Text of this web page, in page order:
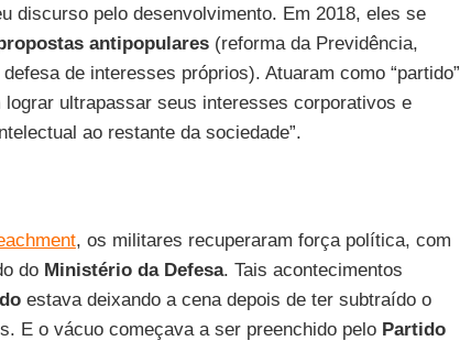
discurso pelo desenvolvimento. Em 2018, eles se
antipopulares(reforma da Previdência,
de interesses próprios). Atuaram como “partido”
ultrapassar seus interesses corporativos e
ao restante da sociedade”.
, os militares recuperaram força política, com
do Ministério da Defesa. Tais acontecimentos
estava deixando a cena depois de ter subtraído o
E o vácuo começava a ser preenchido pelo Partido